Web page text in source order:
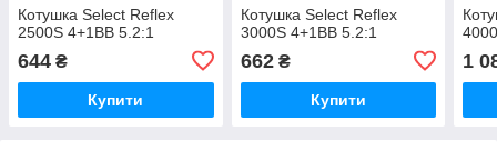
Котушка Select Reflex
2500S 4+1BB 5.2:1
644 ₴
Купити
Котушка Select Reflex
3000S 4+1BB 5.2:1
662₴
Купити
1